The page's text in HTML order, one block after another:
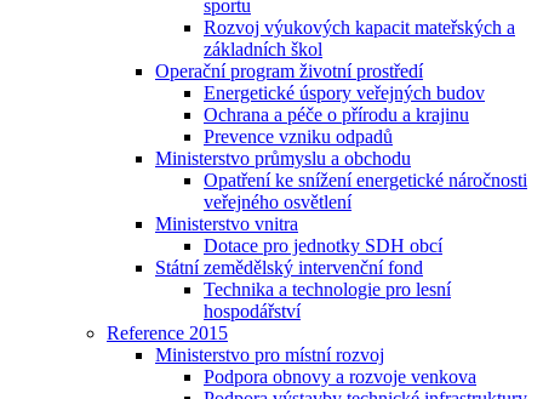
sportu
Rozvoj výukových kapacit mateřských a
základních škol
Operační program životní prostředí
Energetické úspory veřejných budov
Ochrana a péče o přírodu a krajinu
Prevence vzniku odpadů
Ministerstvo průmyslu a obchodu
Opatření ke snížení energetické náročnosti
veřejného osvětlení
Ministerstvo vnitra
Dotace pro jednotky SDH obcí
Státní zemědělský intervenční fond
Technika a technologie pro lesní
hospodářství
Reference 2015
Ministerstvo pro místní rozvoj
Podpora obnovy a rozvoje venkova